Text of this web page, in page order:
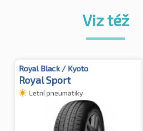
Viz též
Royal Black / Kyoto
Royal Sport
Letní pneumatiky